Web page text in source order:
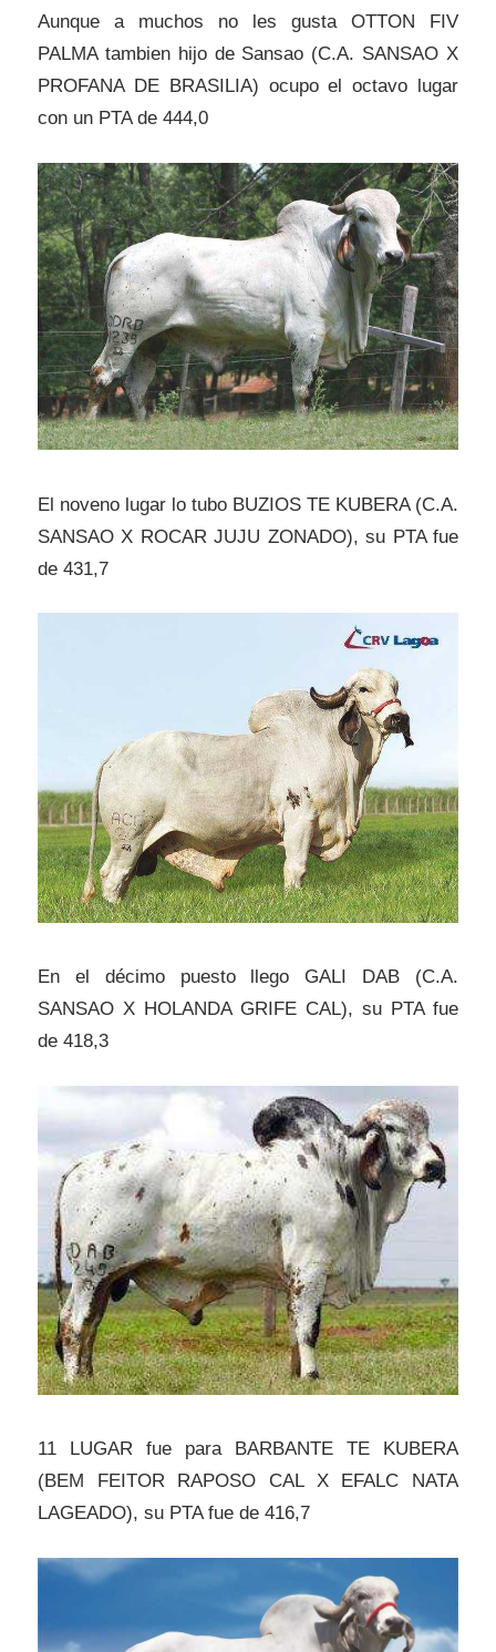
Aunque a muchos no les gusta OTTON FIV
PALMA tambien hijo de Sansao (C.A. SANSAO X
PROFANA DE BRASILIA) ocupo el octavo lugar
con un PTA de 444,0
El noveno lugar lo tubo BUZIOS TE KUBERA (C.A.
SANSAO X ROCAR JUJU ZONADO), su PTA fue
de 431,7
En el décimo puesto llego GALI DAB (C.A.
SANSAO X HOLANDA GRIFE CAL), su PTA fue
de 418,3
11 LUGAR fue para BARBANTE TE KUBERA
(BEM FEITOR RAPOSO CAL X EFALC NATA
LAGEADO), su PTA fue de 416,7